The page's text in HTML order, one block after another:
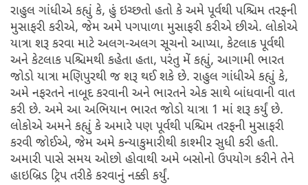
રાહુલ ગાંધીએ કહ્યું કે, હું ઇચ્છતો હતો કે અમે પૂર્વથી પશ્ચિમ તરફની
મુસાફરી કરીએ, જેમ અમે પગપાળા મુસાફરી કરીએ છીએ. લોકોએ
યાત્રા શરૂ કરવા માટે અલગ-અલગ સૂચનો આપ્યા, કેટલાક પૂર્વથી
અને કેટલાક પશ્ચિમથી કહેતા હતા, પરંતુ મેં કહ્યું, આગામી ભારત
જોડો યાત્રા મણિપુરથી જ શરૂ થઈ શકે છે. રાહુલ ગાંધીએ કહ્યું કે,
અમે નફરતને નાબૂદ કરવાની અને ભારતને એક સાથે બાંધવાની વાત
કરી છે. અમે આ અભિયાન ભારત જોડો યાત્રા 1 માં શરૂ કર્યું છે.
લોકોએ અમને કહ્યું કે અમારે પણ પૂર્વથી પશ્ચિમ તરફની મુસાફરી
કરવી જોઈએ, જેમ અમે કન્યાકુમારીથી કાશ્મીર સુધી કરી હતી.
અમારી પાસે સમય ઓછો હોવાથી અમે બસોનો ઉપયોગ કરીને તેને
હાઇબ્રિડ ટ્રિપ તરીકે કરવાનું નક્કી કર્યું.